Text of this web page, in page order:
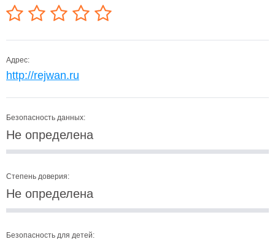
Адрес:
http://rejwan.ru
Безопасность данных:
Не определена
Степень доверия:
Не определена
Безопасность для детей: